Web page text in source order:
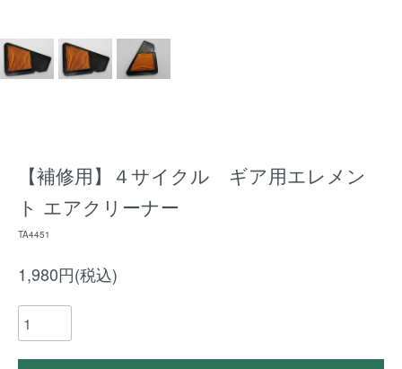
【補修用】４サイクル ギア用エレメン
ト エアクリーナー
TA4451
1,980円(税込)